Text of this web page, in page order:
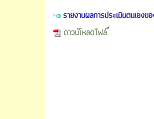
รายงานผลการประเมินตนเอง
ดาวน์โหลดไฟล์